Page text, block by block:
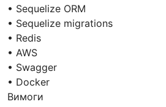
• Sequelize ORM
• Sequelize migrations
• Redis
• AWS
• Swagger
• Docker
Вимоги